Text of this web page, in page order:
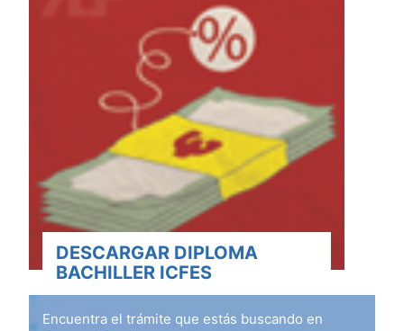
DESCARGAR DIPLOMA
BACHILLER ICFES
Encuentra el trámite que estás buscando en